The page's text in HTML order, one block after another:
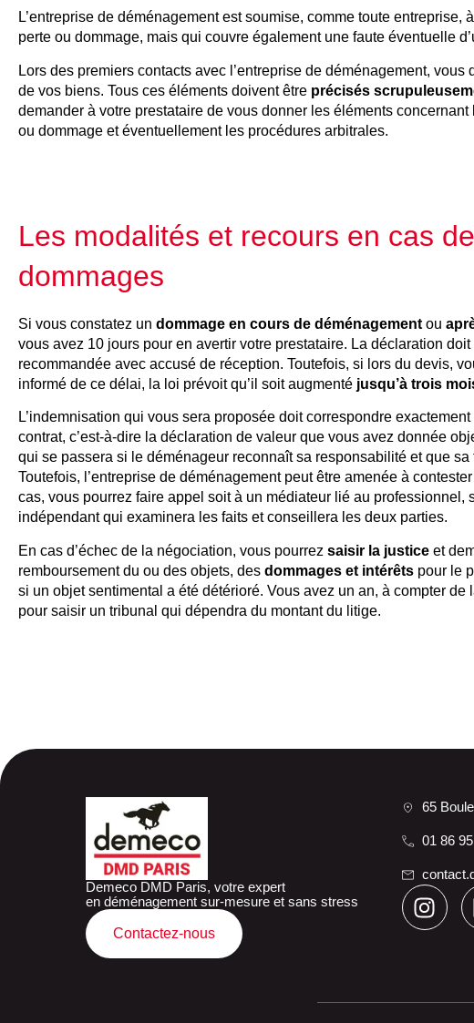
L’entreprise de déménagement est soumise, comme toute entreprise,
perte ou dommage, mais qui couvre également une faute éventuelle
Lors des premiers contacts avec l’entreprise de déménagement,
de vos biens. Tous ces éléments doivent être précisés
demander à votre prestataire de vous donner les éléments
ou dommage et éventuellement les procédures arbitrales.
Les modalités et recours en cas de
dommages
Si vous constatez un dommage en cours de déménagement ou
vous avez 10 jours pour en avertir votre prestataire. La déclaration
recommandée avec accusé de réception. Toutefois, si lors du devis,
informé de ce délai, la loi prévoit qu’il soit augmenté jusqu’à trois
L’indemnisation qui vous sera proposée doit correspondre
contrat, c’est-à-dire la déclaration de valeur que vous avez donnée
qui se passera si le déménageur reconnaît sa responsabilité et que sa
Toutefois, l’entreprise de déménagement peut être amenée à
cas, vous pourrez faire appel soit à un médiateur lié au professionnel,
indépendant qui examinera les faits et conseillera les deux parties.
En cas d’échec de la négociation, vous pourrez saisir la justice et
remboursement du ou des objets, des dommages et intérêts pour le
si un objet sentimental a été détérioré. Vous avez un an, à compter de
pour saisir un tribunal qui dépendra du montant du litige.
Demeco DMD Paris, votre expert
en déménagement sur-mesure et sans stress
Contactez-nous
65
01 86